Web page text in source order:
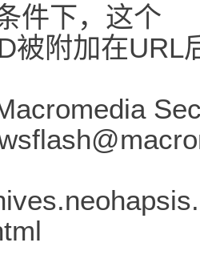
件下，这个
被附加在URL